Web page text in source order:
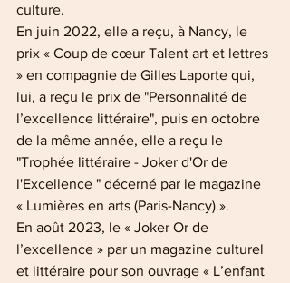
culture.
En juin 2022, elle a reçu, à Nancy, le
prix « Coup de cœur Talent art et lettres
» en compagnie de Gilles Laporte qui,
lui, a reçu le prix de "Personnalité de
l’excellence littéraire", puis en octobre
de la même année, elle a reçu le
"Trophée littéraire - Joker d'Or de
l'Excellence " décerné par le magazine
« Lumières en arts (Paris-Nancy) ».
En août 2023, le « Joker Or de
l’excellence » par un magazine culturel
et littéraire pour son ouvrage « L’enfant